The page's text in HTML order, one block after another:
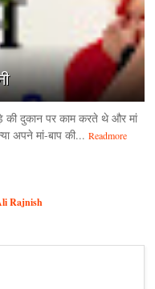
की दुकान पर काम करते थे और मां
अपने मां-बाप की... Readmore
Rajnish